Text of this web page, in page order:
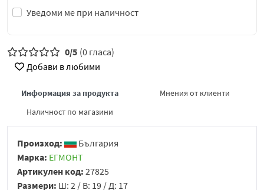
Уведоми ме при наличност
0/5 (0 гласа)
Добави в любими
Информация за продукта
Мнения от клиенти
Наличност по магазини
Произход:
България
Марка: ЕГМОНТ
Артикулен код: 27825
Размери: Ш: 2 / В: 19 / Д: 17